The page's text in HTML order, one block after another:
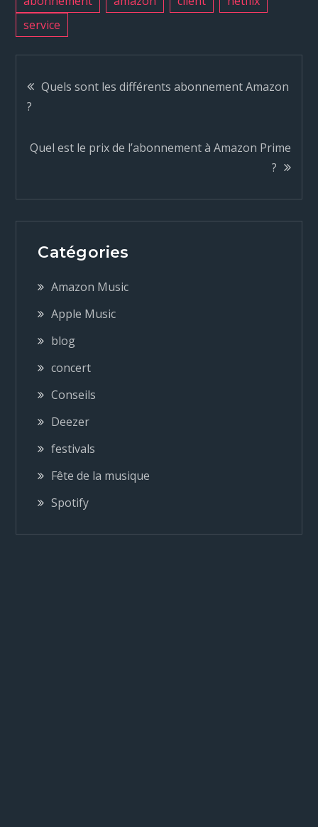
service
N
a
v
i
g
a
t
o
n
d
e
l
Quels sont les différents abonnement Amazon
?
Quel est le prix de l’abonnement à Amazon Prime
?
Catégories
Amazon Music
Apple Music
blog
concert
Conseils
Deezer
festivals
Fête de la musique
Spotify